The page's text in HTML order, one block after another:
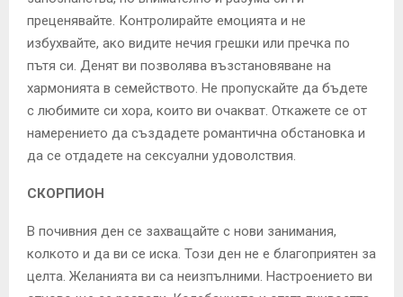
преценявайте. Контролирайте емоцията и не
избухвайте, ако видите нечия грешки или пречка по
пътя си. Денят ви позволява възстановяване на
хармонията в семейството. Не пропускайте да бъдете
с любимите си хора, които ви очакват. Откажете се от
намерението да създадете романтична обстановка и
да се отдадете на сексуални удоволствия.
СКОРПИОН
В почивния ден се захващайте с нови занимания,
колкото и да ви се иска. Този ден не е благоприятен за
целта. Желанията ви са неизпълними. Настроението ви